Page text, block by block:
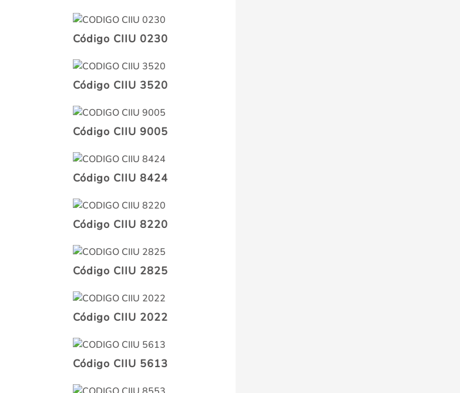
Código CIIU 0230
Código CIIU 3520
Código CIIU 9005
Código CIIU 8424
Código CIIU 8220
Código CIIU 2825
Código CIIU 2022
Código CIIU 5613